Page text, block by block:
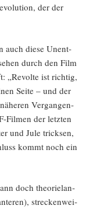
der der
auch die­se Unent­
durch den Film
„Revol­te ist rich­tig,
Sei­te – und der
Ver­gan­gen­
Fil­men der letz­ten
und Jule trick­sen,
kommt noch ein
doch theo­rie­lan­
stre­cken­wei­